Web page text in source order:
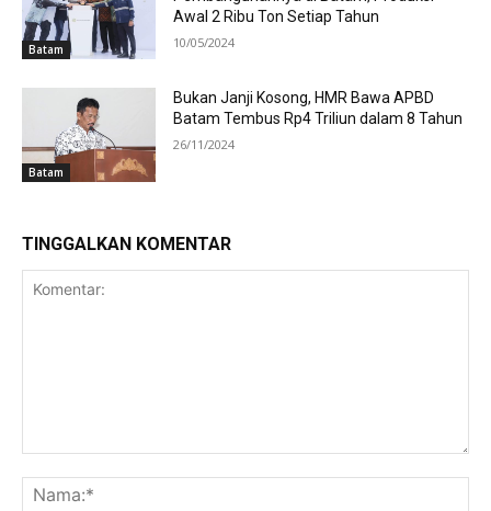
Batam
Awal 2 Ribu Ton Setiap Tahun
10/05/2024
Batam
Bukan Janji Kosong, HMR Bawa APBD
Batam Tembus Rp4 Triliun dalam 8 Tahun
26/11/2024
TINGGALKAN KOMENTAR